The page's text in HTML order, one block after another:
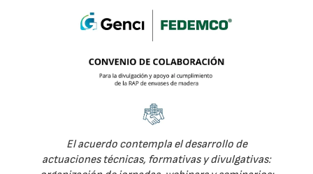
El acuerdo contempla el desarrollo de
actuaciones técnicas, formativas y divulgativas: